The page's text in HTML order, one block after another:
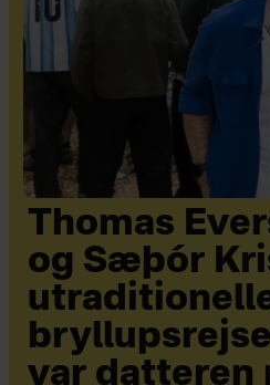
Thomas
og Sæþór
var datteren